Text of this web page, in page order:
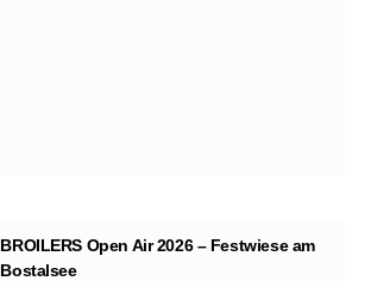
BROILERS Open Air 2026 – Festwiese am
Bostalsee